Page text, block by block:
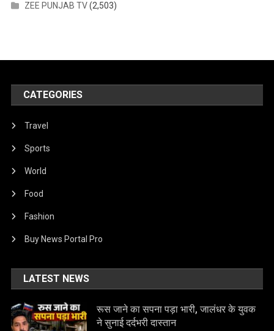
ZEE PUNJAB TV(2,503)
CATEGORIES
Travel
Sports
World
Food
Fashion
Buy News Portal Pro
LATEST NEWS
रूस जाने का सपना पड़ा भारी, जालंधर के युवक
ने सुनाई दर्दभरी दास्तान